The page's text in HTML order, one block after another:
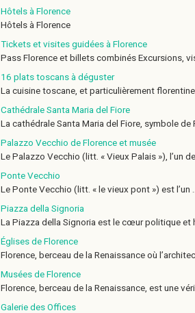
Hôtels à Florence
Hôtels à Florence
Tickets et visites guidées à Florence
Pass Florence et billets combinés Excursions,
16 plats toscans à déguster
La cuisine toscane, et particulièrement florentine,
Cathédrale Santa Maria del Fiore
La cathédrale Santa Maria del Fiore, symbole de
Palazzo Vecchio de Florence et musée
Le Palazzo Vecchio (litt. « Vieux Palais »), l’un
Ponte Vecchio
Le Ponte Vecchio (litt. « le vieux pont ») est l’un ...
Piazza della Signoria
La Piazza della Signoria est le cœur politique et
Églises de Florence
Florence, berceau de la Renaissance où
Musées de Florence
Florence, berceau de la Renaissance, est une
Galerie des Offices